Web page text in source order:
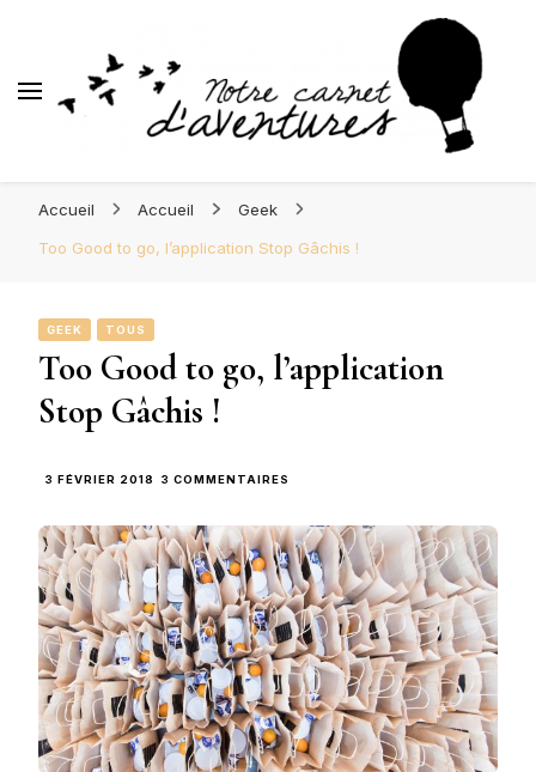
d'Aventures
Accueil Accueil
Geek
Too Good to go, l’application Stop Gâchis !
GEEK TOUS
Too Good to go, l’application
Stop Gâchis !
3 FÉVRIER 2018 3 COMMENTAIRES
TO
GO,
L’APPLICATION
STOP
GÂCHIS
!